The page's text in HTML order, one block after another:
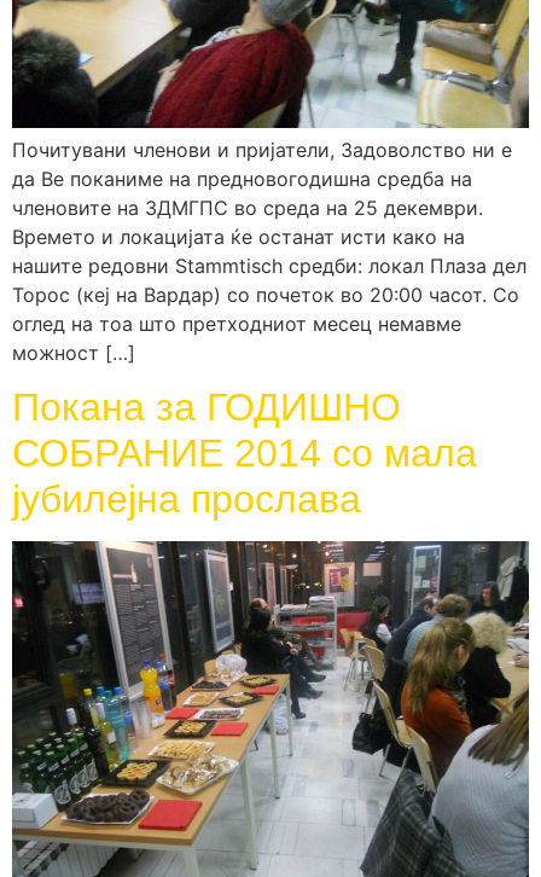
Почитувани членови и пријатели, Задоволство ни е
да Ве поканиме на предновогодишна средба на
членовите на ЗДМГПС во среда на 25 декември.
Времето и локацијата ќе останат исти како на
нашите редовни Stammtisch средби: локал Плаза дел
Торос (кеј на Вардар) со почеток во 20:00 часот. Со
оглед на тоа што претходниот месец немавме
можност […]
Покана за ГОДИШНО
СОБРАНИЕ 2014 со мала
јубилејна прослава